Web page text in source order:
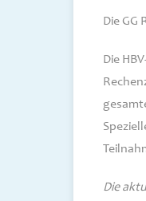
Die
Die
Die